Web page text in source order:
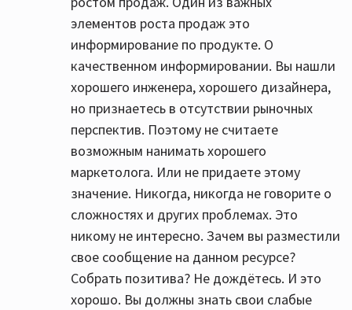
элементов роста продаж это
информирование по продукте. О
качественном информировании. Вы нашли
хорошего инженера, хорошего дизайнера,
но признаетесь в отсутствии рыночных
перспектив. Поэтому не считаете
возможным нанимать хорошего
маркетолога. Или не придаете этому
значение. Никогда, никогда не говорите о
сложностях и других проблемах. Это
никому не интересно. Зачем вы разместили
свое сообщение на данном ресурсе?
Собрать позитива? Не дождётесь. И это
хорошо. Вы должны знать свои слабые